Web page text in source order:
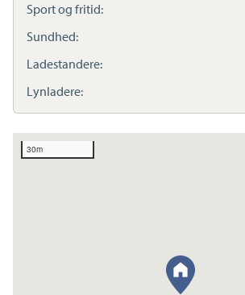
Sport og fritid:
Sundhed:
Ladestandere:
Lynladere:
30m